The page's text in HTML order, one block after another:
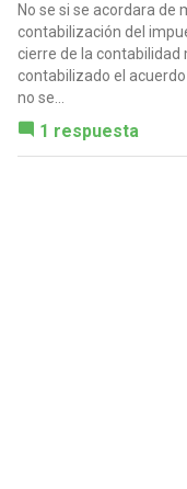
No se si se acordara de
contabilización del
cierre de la contabilidad
contabilizado el acuerdo
no se...
1 respuesta